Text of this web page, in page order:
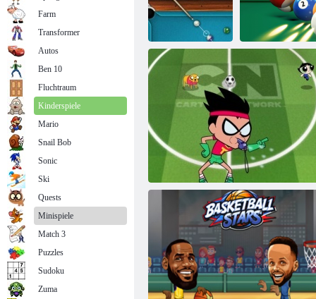
3D Bowling
Master Billard
Billard -
Einzelspieler
Farm
Transformer
Autos
Ben 10
Fluchtraum
Kinderspiele
Mario
Snail Bob
Sonic
Ski
Quests
Minispiele
Match 3
Puzzles
Sudoku
Zuma